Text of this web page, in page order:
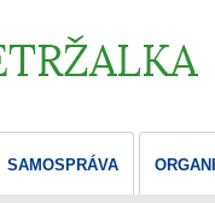
SAMOSPRÁVA